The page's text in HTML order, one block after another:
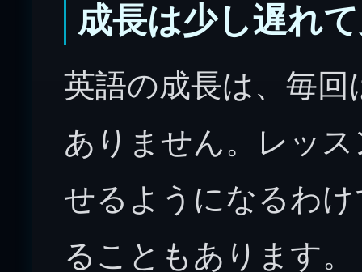
成長は少し遅れ
英語の成長は、毎
ありません。レッ
せるようになるわ
ることもあります。